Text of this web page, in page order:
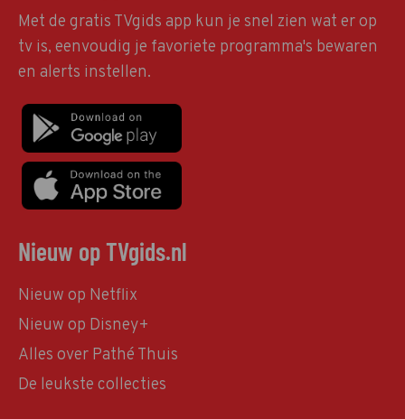
Met de gratis TVgids app kun je snel zien wat er op
tv is, eenvoudig je favoriete programma's bewaren
en alerts instellen.
Nieuw op TVgids.nl
Nieuw op Netflix
Nieuw op Disney+
Alles over Pathé Thuis
De leukste collecties